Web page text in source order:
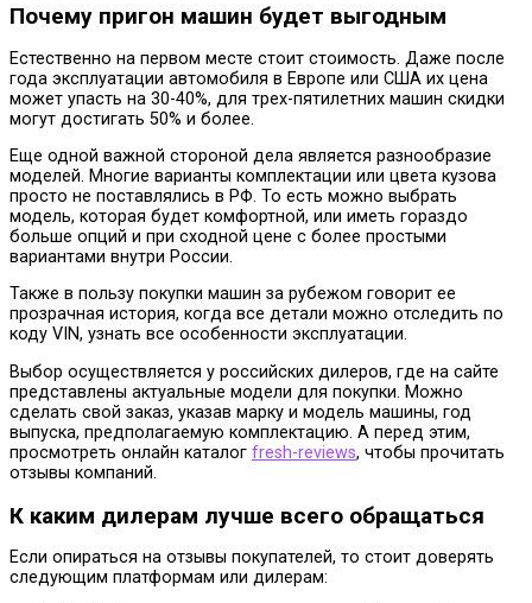
Почему пригон машин будет выгодным
Естественно на первом месте стоит стоимость. Даже после
года эксплуатации автомобиля в Европе или США их цена
может упасть на 30-40%, для трех-пятилетних машин скидки
могут достигать 50% и более.
Еще одной важной стороной дела является разнообразие
моделей. Многие варианты комплектации или цвета кузова
просто не поставлялись в РФ. То есть можно выбрать
модель, которая будет комфортной, или иметь гораздо
больше опций и при сходной цене с более простыми
вариантами внутри России.
Также в пользу покупки машин за рубежом говорит ее
прозрачная история, когда все детали можно отследить по
коду VIN, узнать все особенности эксплуатации.
Выбор осуществляется у российских дилеров, где на сайте
представлены актуальные модели для покупки. Можно
сделать свой заказ, указав марку и модель машины, год
выпуска, предполагаемую комплектацию. А перед этим,
просмотреть онлайн каталог fresh-reviews, чтобы прочитать
отзывы компаний.
К каким дилерам лучше всего обращаться
Если опираться на отзывы покупателей, то стоит доверять
следующим платформам или дилерам: